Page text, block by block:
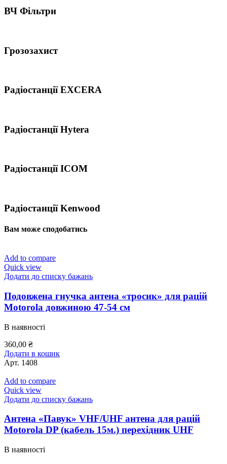
ВЧ Фільтри
Грозозахист
Радіостанції EXCERA
Радіостанції Hytera
Радіостанції ICOM
Радіостанції Kenwood
Вам може сподобатись
Add to compare
Quick view
Додати до списку бажань
Подовжена гнучка антена «тросик» для рацій
Motorola довжиною 47-54 см
В наявності
360,00 ₴
Додати в кошик
Арт. 1408
Add to compare
Quick view
Додати до списку бажань
Антена «Павук» VHF/UHF антена для рацій
Motorola DP (кабель 15м.) перехідник UHF
В наявності